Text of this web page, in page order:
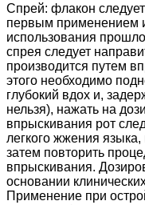
Спрей: флакон
первым применением
использования
спрея следует
производится путем
этого необходимо
глубокий вдох и,
нельзя), нажать на
впрыскивания рот
легкого жжения
затем повторить
впрыскивания.
основании
Применение при